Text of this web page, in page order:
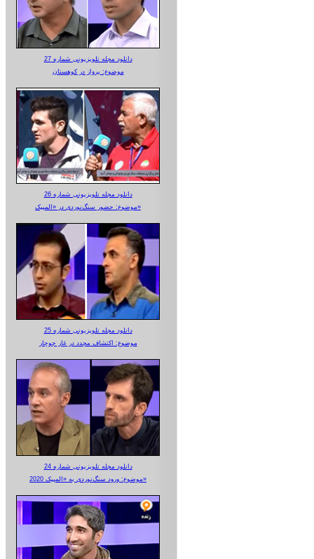
دانلود مجله تلویزیونی شماره 27
موضوع: پرواز در کوهستان
دانلود مجله تلویزیونی شماره 26
موضوع: حضور سنگ‌نوردی در «المپیک»
دانلود مجله تلویزیونی شماره 25
موضوع: اکتشاف مجدد در غار جوجار
دانلود مجله تلویزیونی شماره 24
موضوع: ورود سنگ‌نوردی به «المپیک 2020»